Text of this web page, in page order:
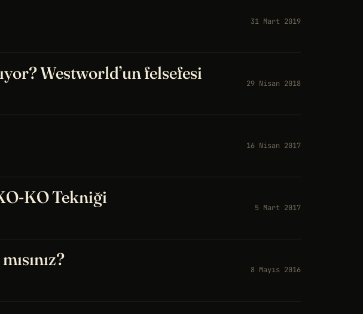
31 Mart 2019
Westworld’un felsefesi
29 Nisan 2018
16 Nisan 2017
KO Tekniği
5 Mart 2017
8 Mayıs 2016